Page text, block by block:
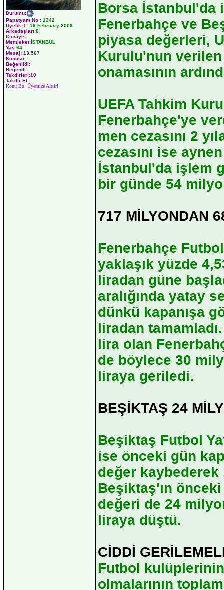
Durumu:
Papatyam No : 1242
Üyelik T. : 19 February 2008
Arkadaşları:0
Cinsiyet:
Memleket:İSTANBUL
Yaş:64
Mesaj: 13.567
Konular:
Beğenildi:
Beğendi:
Takdirleri:10
Takdir Et:
Konu Bu Üyemize Aittir!
Borsa İstanbul'da
Fenerbahçe ve
piyasa değerleri,
Kurulu'nun verilen
onamasının
UEFA Tahkim
Fenerbahçe'ye
men cezasını 2
cezasını ise
İstanbul'da işlem
bir günde 54
717 MİLYONDAN
Fenerbahçe
yaklaşık yüzde
liradan güne
aralığında yatay
dünkü kapanışa
liradan
lira olan
de böylece 30
liraya geriledi.
BEŞİKTAŞ 24
Beşiktaş Futbol
ise önceki gün
değer kaybederek
Beşiktaş'ın
değeri de 24
liraya düştü.
CİDDİ
Futbol
olmalarının